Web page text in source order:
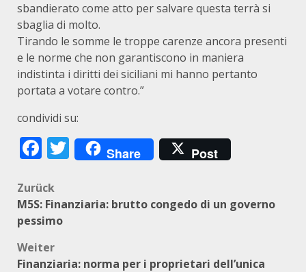
sbandierato come atto per salvare questa terrà si
sbaglia di molto.
Tirando le somme le troppe carenze ancora presenti
e le norme che non garantiscono in maniera
indistinta i diritti dei siciliani mi hanno pertanto
portata a votare contro.”
condividi su:
Facebook
Twitter
Share Post
Beitragsnavigation
Zurück
M5S: Finanziaria: brutto congedo di un governo
pessimo
Weiter
Finanziaria: norma per i proprietari dell’unica